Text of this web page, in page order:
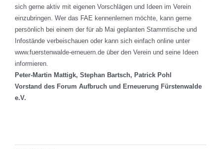
sich gerne aktiv mit eigenen Vorschlägen und Ideen im Verein
einzubringen. Wer das FAE kennenlernen möchte, kann gerne
persönlich bei einem der für ab Mai geplanten Stammtische und
Infostände verbeischauen oder kann sich einfach online unter
www.fuerstenwalde-erneuern.de über den Verein und seine Ideen
informieren.
Peter-Martin Mattigk, Stephan Bartsch, Patrick Pohl
Vorstand des Forum Aufbruch und Erneuerung Fürstenwalde
e.V.